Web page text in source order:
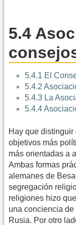
5.4
5.4.1 El
5.4.2
5.4.3 La
5.4.4
Hay que
objetivos más
más orientadas a
Ambas formas
alemanes de
segregación
religiones hizo
una conciencia
Rusia. Por otro